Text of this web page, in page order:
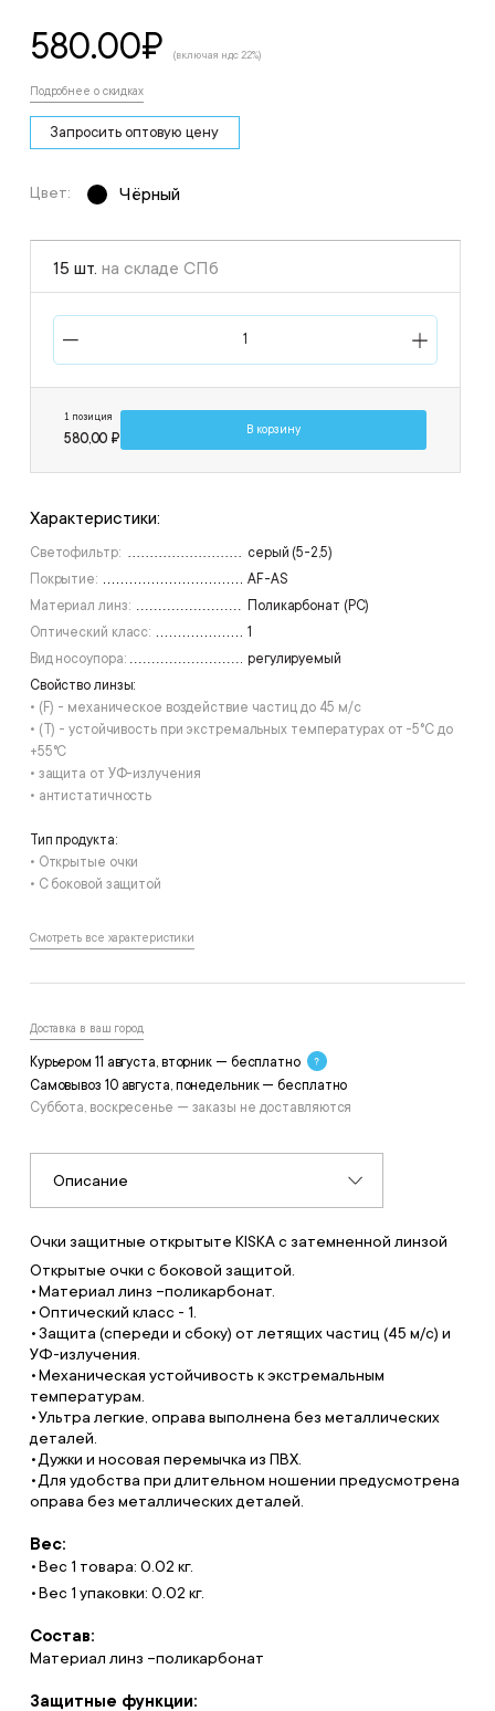
580.00₽ (включая ндс 22%)
Подробнее о скидках
Запросить оптовую цену
Цвет: Чёрный
15 шт. на складе СПб
1 позиция
580,00 ₽
В корзину
Характеристики:
Светофильтр:
серый (5-2,5)
Покрытие:
AF-АS
Материал линз:
Поликарбонат (РС)
Оптический класс:
1
Вид носоупора:
регулируемый
Свойство линзы:
• (F) - механическое воздействие частиц до 45 м/с
• (T) - устойчивость при экстремальных температурах от -5°С до
+55°С
• защита от УФ-излучения
• антистатичность
Тип продукта:
• Открытые очки
• С боковой защитой
Смотреть все характеристики
Доставка в ваш город
Курьером 11 августа, вторник — бесплатно
Самовывоз 10 августа, понедельник — бесплатно
Суббота, воскресенье — заказы не доставляются
Описание
Очки защитные открытыте KISKA с затемненной линзой
Открытые очки с боковой защитой.
Материал линз –поликарбонат.
Оптический класс - 1.
Защита (спереди и сбоку) от летящих частиц (45 м/с) и
УФ-излучения.
Механическая устойчивость к экстремальным
температурам.
Ультра легкие, оправа выполнена без металлических
деталей.
Дужки и носовая перемычка из ПВХ.
Для удобства при длительном ношении предусмотрена
оправа без металлических деталей.
Вес:
Вес 1 товара: 0.02 кг.
Вес 1 упаковки: 0.02 кг.
Состав:
Материал линз –поликарбонат
Защитные функции: